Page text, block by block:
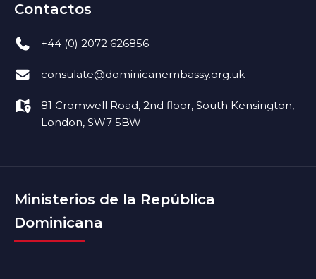
Contactos
+44 (0) 2072 626856
consulate@dominicanembassy.org.uk
81 Cromwell Road, 2nd floor, South Kensington,
London, SW7 5BW
Ministerios de la República
Dominicana